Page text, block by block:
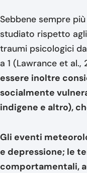
Sebbene sempre
studiato rispetto
traumi psicologici
a 1 (Lawrance et al.,
essere inoltre
socialmente
indigene e altro),
Gli eventi
e depressione; le
comportamentali,